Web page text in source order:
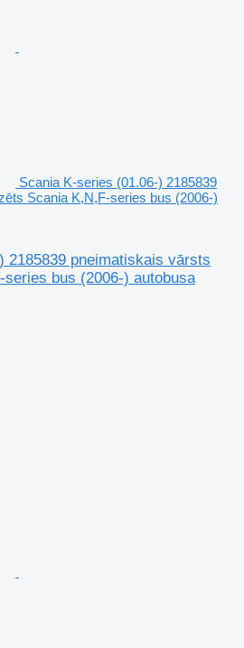
Scania K-series (01.06-) 2185839
Scania K,N,F-series bus (2006-)
2185839 pneimatiskais vārsts
bus (2006-) autobusa